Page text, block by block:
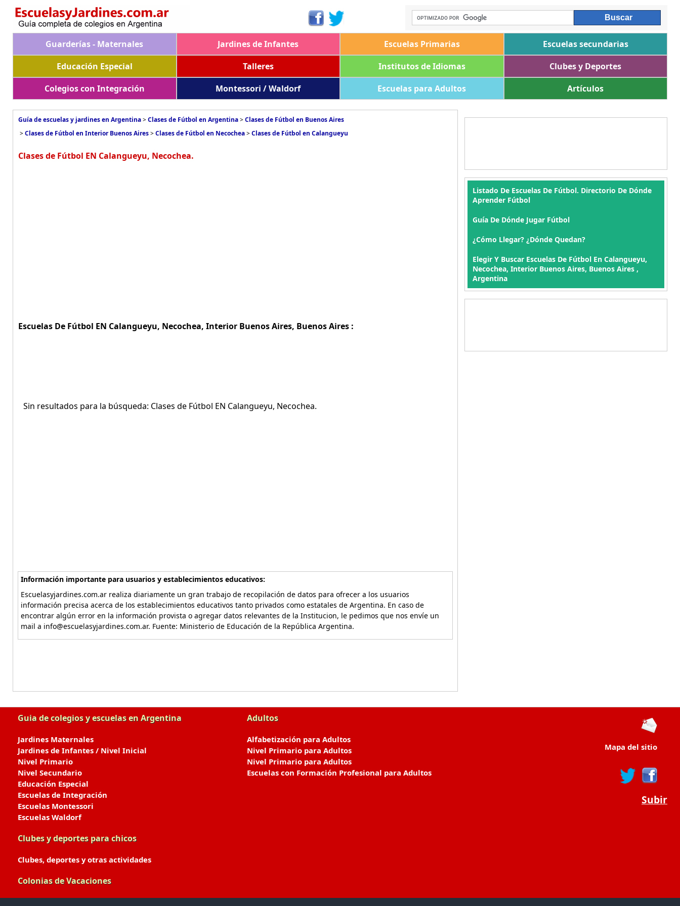
Guarderías - Maternales Jardines de Infantes Escuelas Primarias
Escuelas secundarias
Educación Especial
Talleres Institutos de Idiomas
Clubes y Deportes
Colegios con Integración
Montessori / Waldorf Escuelas para Adultos Artículos
Guía de escuelas y jardines en Argentina>Clases de Fútbol en Argentina>Clases de Fútbol en Buenos Aires
>Clases de Fútbol en Interior Buenos Aires>Clases de Fútbol en Necochea>Clases de Fútbol en Calangueyu
Clases de Fútbol EN Calangueyu, Necochea.
Escuelas De Fútbol EN Calangueyu, Necochea, Interior Buenos Aires, Buenos Aires :
Sin resultados para la búsqueda: Clases de Fútbol EN Calangueyu, Necochea.
Información importante para usuarios y establecimientos educativos:
Escuelasyjardines.com.ar realiza diariamente un gran trabajo de recopilación de datos para ofrecer a los usuarios
información precisa acerca de los establecimientos educativos tanto privados como estatales de Argentina. En caso de
encontrar algún error en la información provista o agregar datos relevantes de la Institucion, le pedimos que nos envíe un
mail a info@escuelasyjardines.com.ar. Fuente: Ministerio de Educación de la República Argentina.
Listado De Escuelas De Fútbol. Directorio De Dónde
Aprender Fútbol
Guía De Dónde Jugar Fútbol
¿Cómo Llegar? ¿Dónde Quedan?
Elegir Y Buscar Escuelas De Fútbol En Calangueyu,
Necochea, Interior Buenos Aires, Buenos Aires ,
Argentina
Guia de colegios y escuelas en Argentina
Jardines Maternales
Jardines de Infantes / Nivel Inicial
Nivel Primario
Nivel Secundario
Educación Especial
Escuelas de Integración
Escuelas Montessori
Escuelas Waldorf
Clubes y deportes para chicos
Clubes, deportes y otras actividades
Colonias de Vacaciones
Adultos
Alfabetización para Adultos
Nivel Primario para Adultos
Nivel Primario para Adultos
Escuelas con Formación Profesional para Adultos
Mapa del sitio
Subir